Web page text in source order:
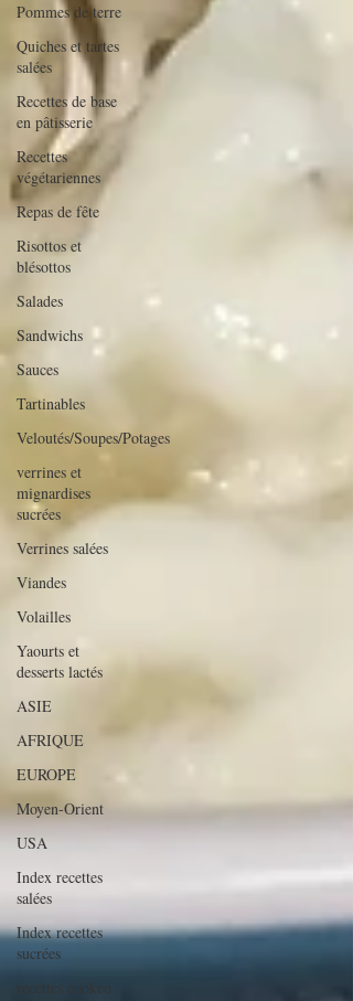
Pommes de terre
Quiches et tartes
salées
Recettes de base
en pâtisserie
Recettes
végétariennes
Repas de fête
Risottos et
blésottos
Salades
Sandwichs
Sauces
Tartinables
Veloutés/Soupes/Potages
verrines et
mignardises
sucrées
Verrines salées
Viandes
Volailles
Yaourts et
desserts lactés
ASIE
AFRIQUE
EUROPE
Moyen-Orient
USA
Index recettes
salées
Index recettes
sucrées
recettes cookeo